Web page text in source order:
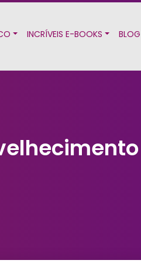
INCRÍVEIS E-BOOKS BLOG